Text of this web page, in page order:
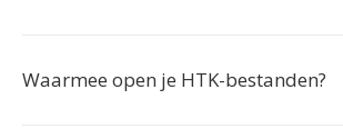
Waarmee open je HTK-bestanden?